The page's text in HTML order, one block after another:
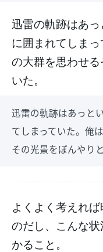
迅雷の軌跡はあ
に囲まれてしま
の大群を思わせ
いた。
迅雷の軌跡はあっと
てしまっていた。俺
その光景をぼんやり
よくよく考えれ
のだし、こんな
かること。